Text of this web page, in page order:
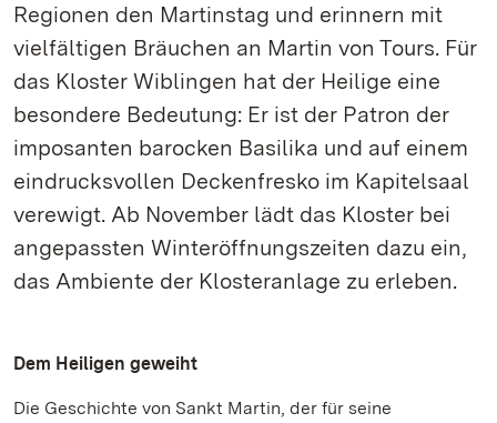
Regionen den Martinstag und erinnern mit
vielfältigen Bräuchen an Martin von Tours. Für
das Kloster Wiblingen hat der Heilige eine
besondere Bedeutung: Er ist der Patron der
imposanten barocken Basilika und auf einem
eindrucksvollen Deckenfresko im Kapitelsaal
verewigt. Ab November lädt das Kloster bei
angepassten Winteröffnungszeiten dazu ein,
das Ambiente der Klosteranlage zu erleben.
Dem Heiligen geweiht
Die Geschichte von Sankt Martin, der für seine